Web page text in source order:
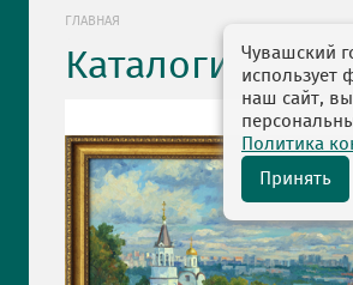
ГЛАВНАЯ
Каталоги Чувашский
использует
наш сайт, вы
Политика
Принять